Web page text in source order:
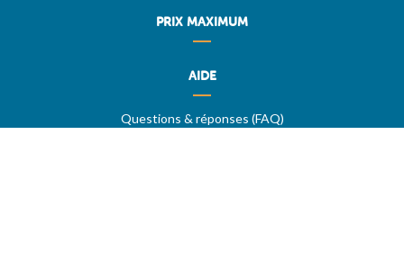
PRIX MAXIMUM
AIDE
Questions & réponses (FAQ)